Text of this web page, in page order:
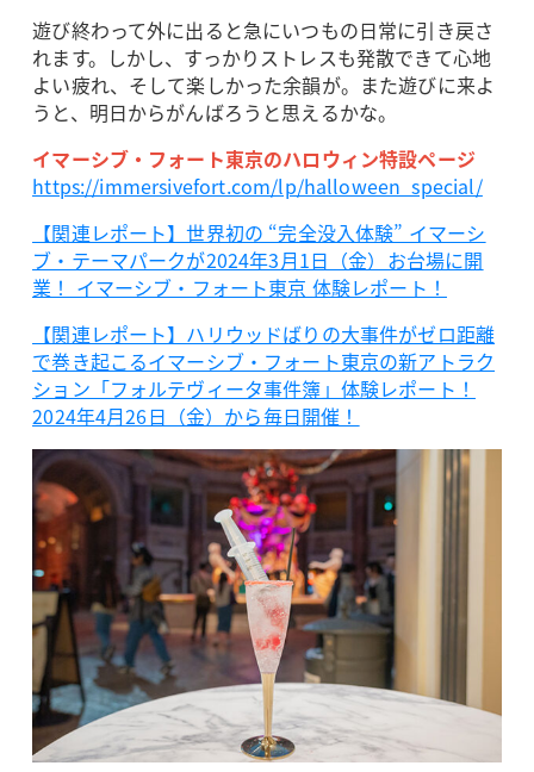
遊び終わって外に出ると急にいつもの日常に引き戻さ
れます。しかし、すっかりストレスも発散できて心地
よい疲れ、そして楽しかった余韻が。また遊びに来よ
うと、明日からがんばろうと思えるかな。
イマーシブ・フォート東京のハロウィン特設ページ
https://immersivefort.com/lp/halloween_special/
【関連レポート】世界初の “完全没入体験” イマーシ
ブ・テーマパークが2024年3月1日（金）お台場に開
業！ イマーシブ・フォート東京 体験レポート！
【関連レポート】ハリウッドばりの大事件がゼロ距離
で巻き起こるイマーシブ・フォート東京の新アトラク
ション「フォルテヴィータ事件簿」体験レポート！
2024年4月26日（金）から毎日開催！